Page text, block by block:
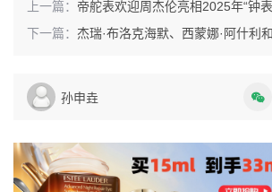
上一篇： 帝舵表欢迎周杰伦亮相2025年“钟表与奇迹
下一篇： 杰瑞·布洛克海默、西蒙娜·阿什利和汉斯·季默亮相2025年“钟表与奇迹”日内瓦钟表展
孙申垚